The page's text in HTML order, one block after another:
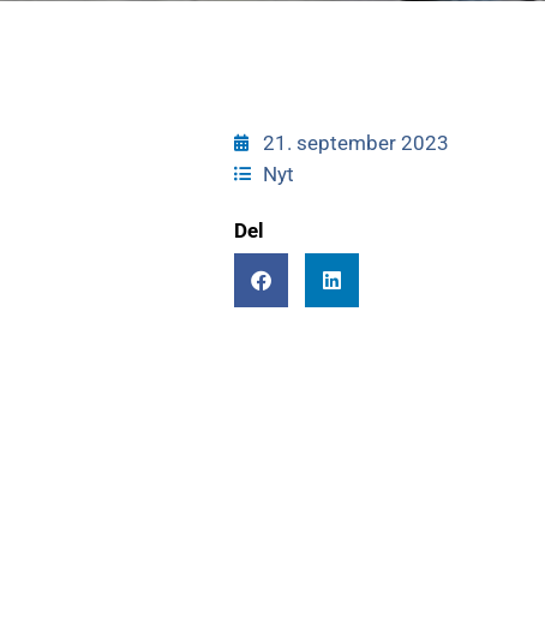
21. september 2023
Nyt
Del